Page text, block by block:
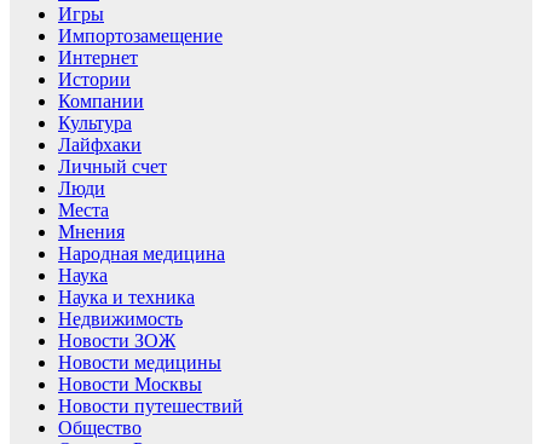
Игры
Импортозамещение
Интернет
Истории
Компании
Культура
Лайфхаки
Личный счет
Люди
Места
Мнения
Народная медицина
Наука
Наука и техника
Недвижимость
Новости ЗОЖ
Новости медицины
Новости Москвы
Новости путешествий
Общество